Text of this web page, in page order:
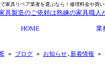
家具リペア業者を選ぶなら！修理料金や買
HOME 業
» ブログ » お知らせ,新着情報 »